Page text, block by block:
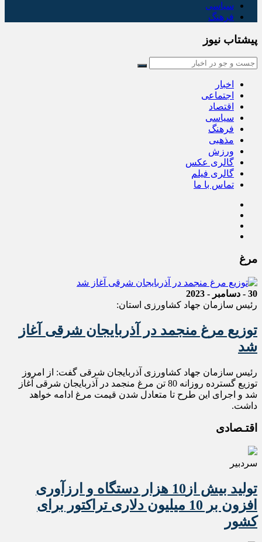
سیاسی
فرهنگ
پیشتاب نیوز
اخبار
اجتماعی
اقتصاد
سیاسی
فرهنگ
مذهبی
ورزش
گالری عکس
گالری فیلم
تماس با ما
مرغ
30 - دسامبر - 2023
رئیس سازمان جهاد کشاورزی استان:
توزیع مرغ منجمد در آذربایجان شرقی آغاز
شد
رئیس سازمان جهاد کشاورزی آذربایجان شرقی گفت: از امروز
توزیع گسترده روزانه 80 تن مرغ منجمد در آذربایجان شرقی آغاز
شد و اجرای این طرح تا متعادل شدن قیمت مرغ ادامه خواهد
داشت.
اقتـصادی
سردبیر
تولید بیش از10 هزار دستگاه و ارزآوری
افزون بر 10 میلیون دلاری تراکتور برای
کشور